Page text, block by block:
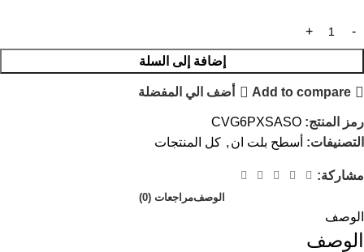
إضافة إلى السلة
Add to compare أضف الي المفضلة
رمز المنتج: CVG6PXSASO
التصنيفات: أسطح بلت ان , كل المنتجات
مشاركة:
الوصفمراجعات (0)
الوصف
الوصف